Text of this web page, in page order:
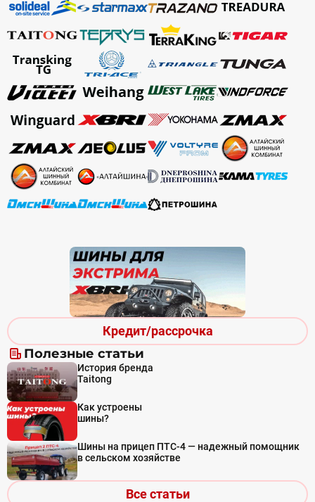
Кредит/рассрочка
Полезные статьи
История бренда
Taitong
Как устроены
шины?
Шины на прицеп ПТС-4 — надежный помощник
в сельском хозяйстве
Все статьи